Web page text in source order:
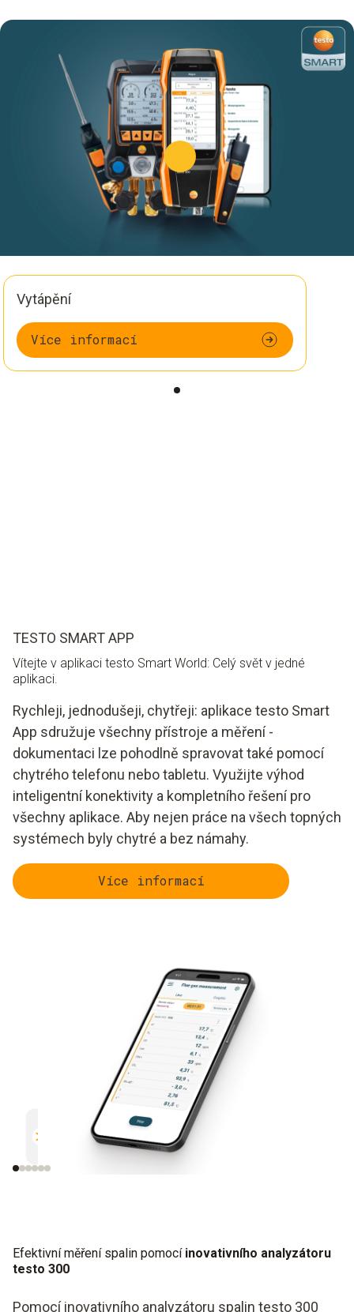
Vytápění
Více informací
TESTO SMART APP
Vítejte v aplikaci testo Smart World: Celý svět v jedné
aplikaci.
Rychleji, jednodušeji, chytřeji: aplikace testo Smart
App sdružuje všechny přístroje a měření -
dokumentaci lze pohodlně spravovat také pomocí
chytrého telefonu nebo tabletu. Využijte výhod
inteligentní konektivity a kompletního řešení pro
všechny aplikace. Aby nejen práce na všech topných
systémech byly chytré a bez námahy.
Více informací
Paralelní měření
Efektivní a bezpečné
Efektivní měření spalin pomocíinovativního analyzátoru
testo 300
Pomocí inovativního analyzátoru spalin testo 300